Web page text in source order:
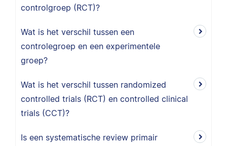
controlgroep (RCT)?
Wat is het verschil tussen een
controlegroep en een experimentele
groep?
Wat is het verschil tussen randomized
controlled trials (RCT) en controlled clinical
trials (CCT)?
Is een systematische review primair